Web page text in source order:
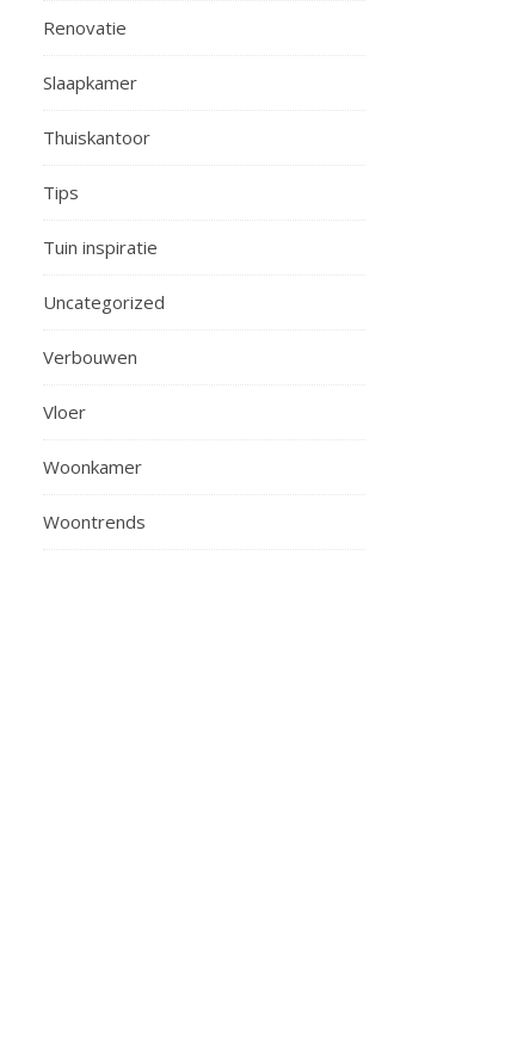
Renovatie
Slaapkamer
Thuiskantoor
Tips
Tuin inspiratie
Uncategorized
Verbouwen
Vloer
Woonkamer
Woontrends